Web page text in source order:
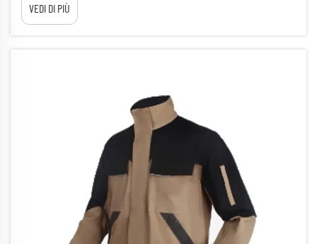
efficace di un sistema di strati, off...
VEDI DI PIÙ